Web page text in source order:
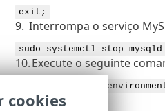
exit;
9. Interrompa o serviço
sudo systemctl stop mysqld
10.Execute o seguinte
systemctl unset-environment
11.Iniciar MySQL:
cookies